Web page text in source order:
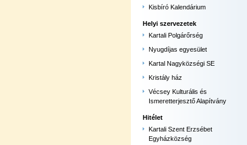
Kisbíró Kalendárium
Helyi szervezetek
Kartali Polgárőrség
Nyugdíjas egyesület
Kartal Nagyközségi SE
Kristály ház
Vécsey Kulturális és
Ismeretterjesztő Alapítvány
Hitélet
Kartali Szent Erzsébet
Egyházközség